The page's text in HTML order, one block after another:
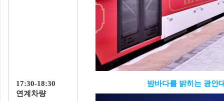
17:30-18:30
연계차량
밤바다를 밝히는 광안